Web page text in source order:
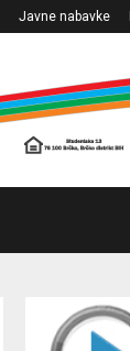
Javne nabavke